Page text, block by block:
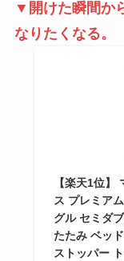
▼開けた瞬間か
なりたくなる。
【楽天1位】
ス プレミア
グル セミダ
たたみ ベッ
ストッパー